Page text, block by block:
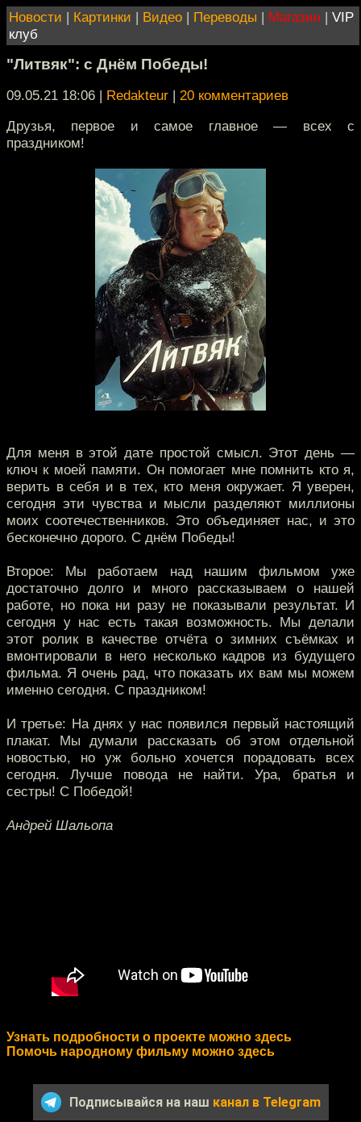
Новости | Картинки | Видео | Переводы | Магазин | VIP
клуб
"Литвяк": с Днём Победы!
09.05.21 18:06 | Redakteur | 20 комментариев
Друзья, первое и самое главное — всех с
праздником!
Для меня в этой дате простой смысл. Этот день —
ключ к моей памяти. Он помогает мне помнить кто я,
верить в себя и в тех, кто меня окружает. Я уверен,
сегодня эти чувства и мысли разделяют миллионы
моих соотечественников. Это объединяет нас, и это
бесконечно дорого. С днём Победы!
Второе: Мы работаем над нашим фильмом уже
достаточно долго и много рассказываем о нашей
работе, но пока ни разу не показывали результат. И
сегодня у нас есть такая возможность. Мы делали
этот ролик в качестве отчёта о зимних съёмках и
вмонтировали в него несколько кадров из будущего
фильма. Я очень рад, что показать их вам мы можем
именно сегодня. С праздником!
И третье: На днях у нас появился первый настоящий
плакат. Мы думали рассказать об этом отдельной
новостью, но уж больно хочется порадовать всех
сегодня. Лучше повода не найти. Ура, братья и
сестры! С Победой!
Андрей Шальопа
Узнать подробности о проекте можно здесь
Помочь народному фильму можно здесь
Подписывайся на наш канал в Telegram